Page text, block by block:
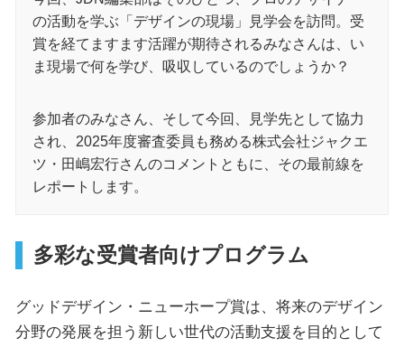
の活動を学ぶ「デザインの現場」見学会を訪問。受
賞を経てますます活躍が期待されるみなさんは、い
ま現場で何を学び、吸収しているのでしょうか？
参加者のみなさん、そして今回、見学先として協力
され、2025年度審査委員も務める株式会社ジャクエ
ツ・田嶋宏行さんのコメントともに、その最前線を
レポートします。
多彩な受賞者向けプログラム
グッドデザイン・ニューホープ賞は、将来のデザイン
分野の発展を担う新しい世代の活動支援を目的として